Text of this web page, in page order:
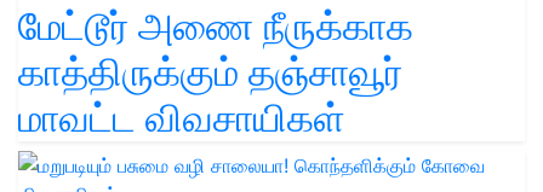
மேட்டூர் அணை நீருக்காக
காத்திருக்கும் தஞ்சாவூர்
மாவட்ட விவசாயிகள்